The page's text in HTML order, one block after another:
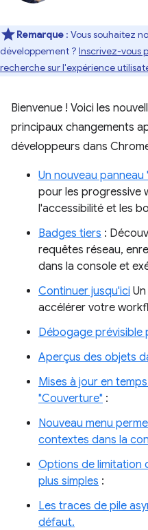
Remarque : Vous souhaitez
développement ? Inscrivez-vous
recherche sur l'expérience
Bienvenue ! Voici les
principaux changements
développeurs dans
Un nouveau panneau
pour les progressive
l'accessibilité et les
Badges tiers :
requêtes réseau,
dans la console et
Continuer jusqu'ici
accélérer votre
Débogage prévisible
Aperçus des objets
Mises à jour en
"Couverture" :
Nouveau menu
contextes dans la
Options de limitation
plus simples :
Les traces de pile
défaut.